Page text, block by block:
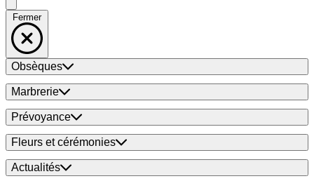
Fermer
Obsèques
Marbrerie
Prévoyance
Fleurs et cérémonies
Actualités